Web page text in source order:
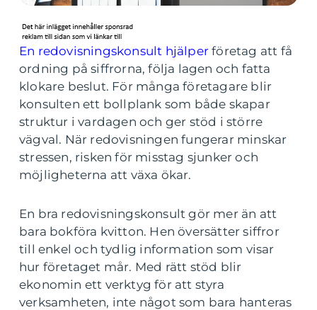
En redovisningskonsult hjälper företag att få
ordning på siffrorna, följa lagen och fatta
klokare beslut. För många företagare blir
konsulten ett bollplank som både skapar
struktur i vardagen och ger stöd i större
vägval. När redovisningen fungerar minskar
stressen, risken för misstag sjunker och
möjligheterna att växa ökar.
En bra redovisningskonsult gör mer än att
bara bokföra kvitton. Hen översätter siffror
till enkel och tydlig information som visar
hur företaget mår. Med rätt stöd blir
ekonomin ett verktyg för att styra
verksamheten, inte något som bara hanteras